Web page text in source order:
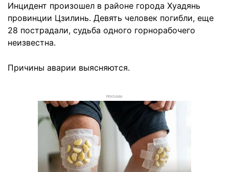
Инцидент произошел в районе города Хуадянь
провинции Цзилинь. Девять человек погибли, еще
28 пострадали, судьба одного горнорабочего
неизвестна.
Причины аварии выясняются.
РЕКЛАМА